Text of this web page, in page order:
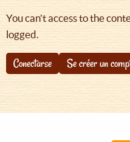
navegación
You can't access to the
logged.
Conectarse Se créer un